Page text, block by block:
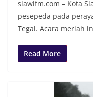
slawifm.com – Kota
pesepeda pada
Tegal. Acara meriah
Read More